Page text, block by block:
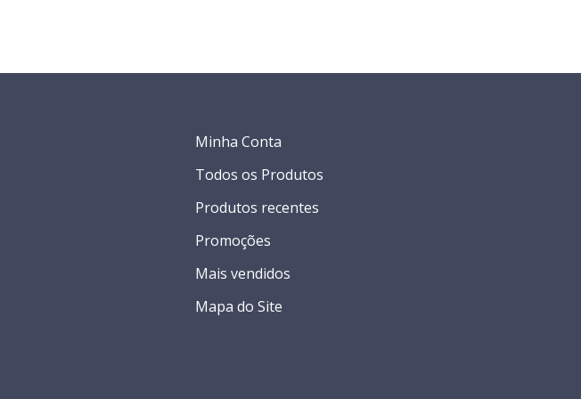
Minha Conta
Todos os Produtos
Produtos recentes
Promoções
Mais vendidos
Mapa do Site